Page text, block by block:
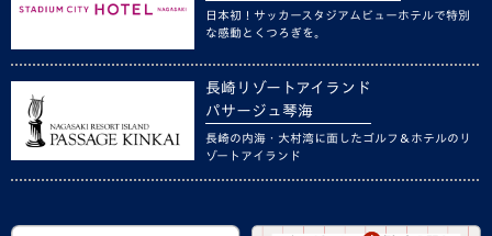
日本初！サッカースタジアムビューホテルで特別
な感動とくつろぎを。
長崎リゾートアイランド
パサージュ琴海
長崎の内海・大村湾に面したゴルフ＆ホテルのリ
ゾートアイランド